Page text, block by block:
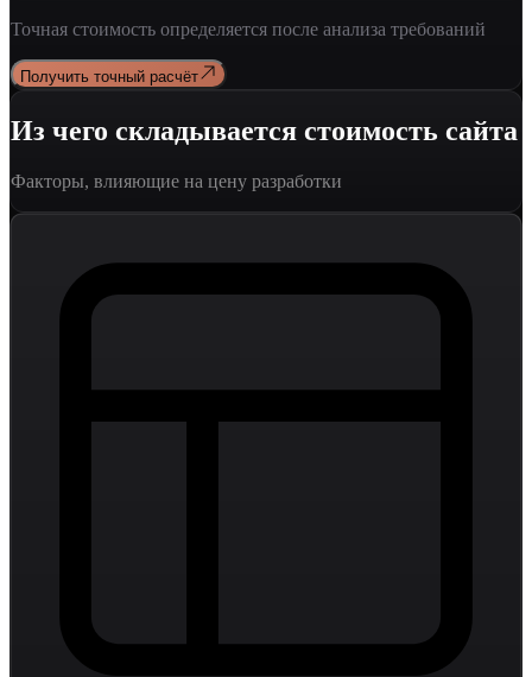
Точная стоимость определяется после анализа требований
Получить точный расчёт
Из чего складывается стоимость сайта
Факторы, влияющие на цену разработки